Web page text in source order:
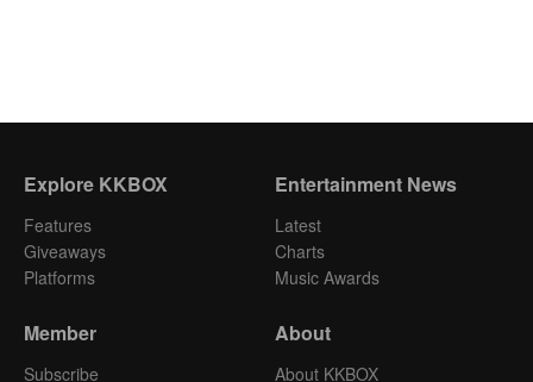
Explore KKBOX
Features
Giveaways
Platforms
Entertainment News
Latest
Charts
Music Awards
Member
Subscribe
About
About KKBOX